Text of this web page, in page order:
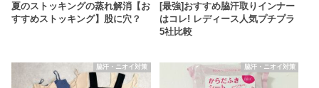
夏のストッキングの蒸れ解消【お
すすめストッキング】股に穴？
[最強]おすすめ脇汗取りインナー
はコレ! レディース人気プチプラ
5社比較
脇汗・ニオイ対策 脇汗・ニオイ対策